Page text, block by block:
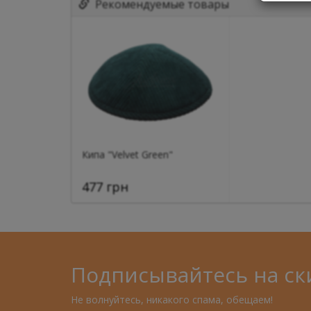
Рекомендуемые товары
Кипа "Velvet Green"
477 грн
Подписывайтесь на
Не волнуйтесь, никакого спама, обещаем!